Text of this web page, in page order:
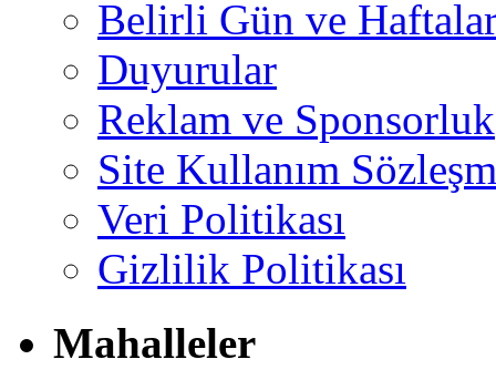
Belirli Gün ve
Duyurular
Reklam ve Sponsorluk
Site Kullanım
Veri Politikası
Gizlilik Politikası
Mahalleler